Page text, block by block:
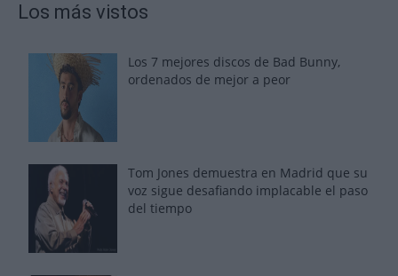
Los más vistos
Los 7 mejores discos de Bad Bunny,
ordenados de mejor a peor
Tom Jones demuestra en Madrid que su
voz sigue desafiando implacable el paso
del tiempo